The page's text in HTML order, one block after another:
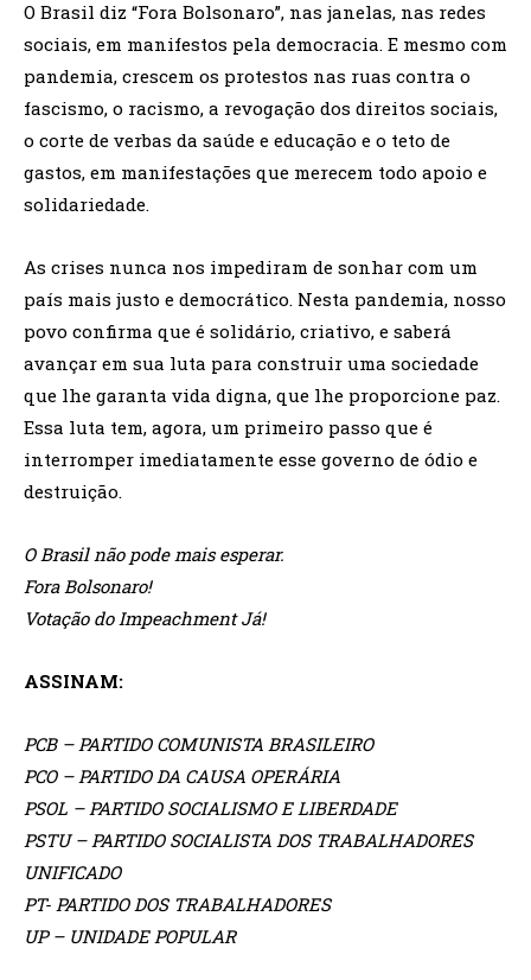
O Brasil diz “Fora Bolsonaro”, nas janelas, nas redes
sociais, em manifestos pela democracia. E mesmo com
pandemia, crescem os protestos nas ruas contra o
fascismo, o racismo, a revogação dos direitos sociais,
o corte de verbas da saúde e educação e o teto de
gastos, em manifestações que merecem todo apoio e
solidariedade.
As crises nunca nos impediram de sonhar com um
país mais justo e democrático. Nesta pandemia, nosso
povo confirma que é solidário, criativo, e saberá
avançar em sua luta para construir uma sociedade
que lhe garanta vida digna, que lhe proporcione paz.
Essa luta tem, agora, um primeiro passo que é
interromper imediatamente esse governo de ódio e
destruição.
O Brasil não pode mais esperar.
Fora Bolsonaro!
Votação do Impeachment Já!
ASSINAM:
PCB – PARTIDO COMUNISTA BRASILEIRO
PCO – PARTIDO DA CAUSA OPERÁRIA
PSOL – PARTIDO SOCIALISMO E LIBERDADE
PSTU – PARTIDO SOCIALISTA DOS TRABALHADORES
UNIFICADO
PT- PARTIDO DOS TRABALHADORES
UP – UNIDADE POPULAR